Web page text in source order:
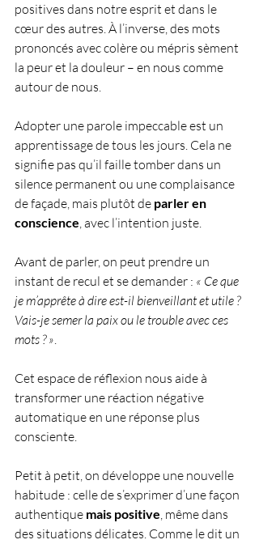
positives dans notre esprit et dans le
cœur des autres. À l’inverse, des mots
prononcés avec colère ou mépris sèment
la peur et la douleur – en nous comme
autour de nous.
Adopter une parole impeccable est un
apprentissage de tous les jours. Cela ne
signifie pas qu’il faille tomber dans un
silence permanent ou une complaisance
de façade, mais plutôt de parler en
conscience, avec l’intention juste.
Avant de parler, on peut prendre un
instant de recul et se demander : « Ce que
je m’apprête à dire est-il bienveillant et utile ?
Vais-je semer la paix ou le trouble avec ces
mots ? ».
Cet espace de réflexion nous aide à
transformer une réaction négative
automatique en une réponse plus
consciente.
Petit à petit, on développe une nouvelle
habitude : celle de s’exprimer d’une façon
authentique mais positive, même dans
des situations délicates. Comme le dit un